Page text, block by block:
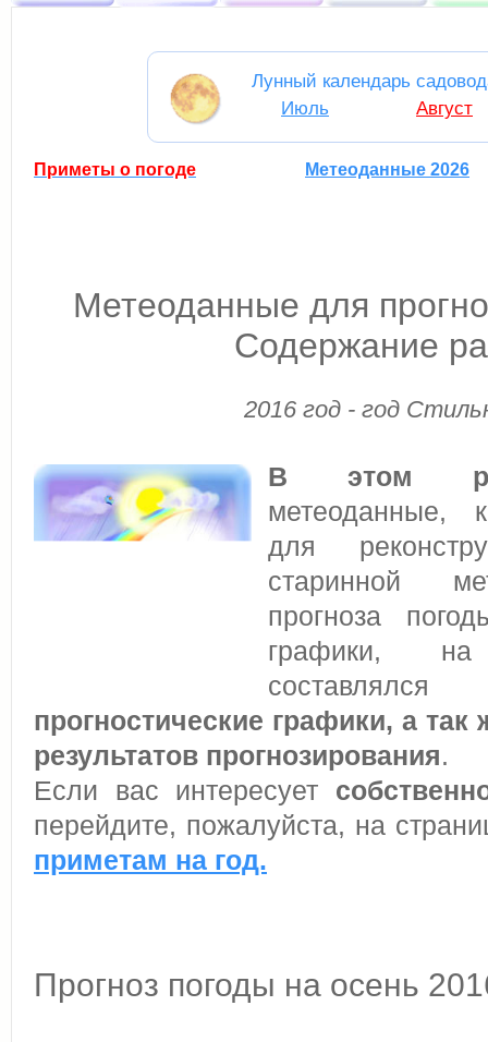
Лунный календарь
Июль
Август
Приметы о погоде Метеоданные 2026
Метеоданные для
Содержание
2016 год - год
В этом
метеоданные,
для
старинной
прогноза
графики,
прогностические графики, а
результатов прогнозирования.
Если вас интересует
перейдите, пожалуйста, на
приметам на год.
Прогноз погоды на осень